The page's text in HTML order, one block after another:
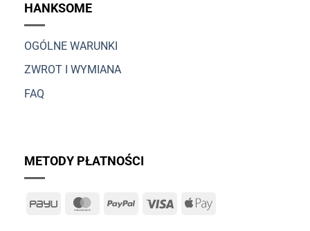
HANKSOME
OGÓLNE WARUNKI
ZWROT I WYMIANA
FAQ
METODY PŁATNOŚCI
PayU MasterCardPayPal Visa
Apple